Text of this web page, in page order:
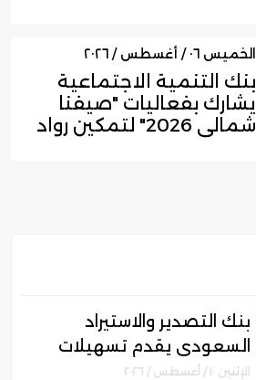
الخميس ٠٦ / أغسطس / ٢٠٢٦
بنك التنمية الاجتماعية
يشارك بفعاليات "صيفنا
شمالي 2026" لتمكين رواد
بنك التصدير والاستيراد
السعودي يقدم تسهيلات
الإثنين ١٠ / أغسطس / ٢٠٢٦